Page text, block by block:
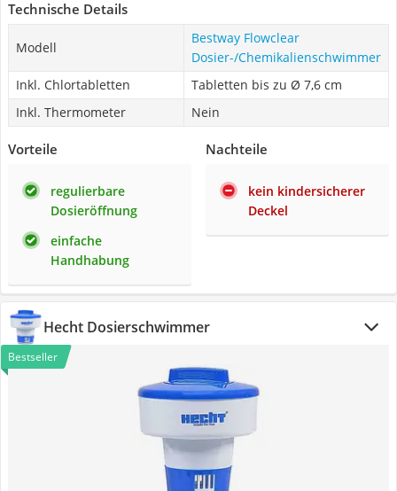
Technische Details
Modell
Bestway Flowclear
Dosier-/Chemikalienschwimmer
Inkl. Chlortabletten
Tabletten bis zu Ø 7,6 cm
Inkl. Thermometer
Nein
Vorteile
regulierbare
Dosieröffnung
einfache
Handhabung
Nachteile
kein kindersicherer
Deckel
Hecht Dosierschwimmer
Bestseller